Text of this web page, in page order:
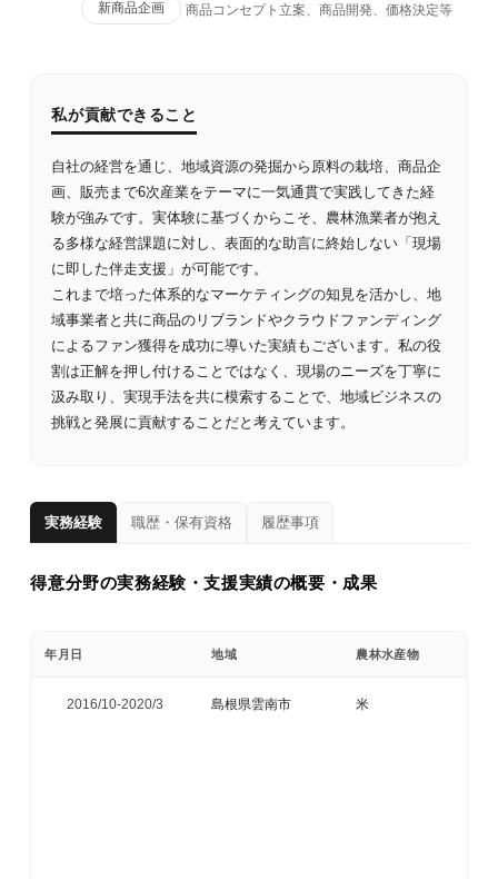
新商品企画 商品コンセプト立案、商品開発、価格決定等
私が貢献できること
自社の経営を通じ、地域資源の発掘から原料の栽培、商品企
画、販売まで6次産業をテーマに一気通貫で実践してきた経
験が強みです。実体験に基づくからこそ、農林漁業者が抱え
る多様な経営課題に対し、表面的な助言に終始しない「現場
に即した伴走支援」が可能です。
これまで培った体系的なマーケティングの知見を活かし、地
域事業者と共に商品のリブランドやクラウドファンディング
によるファン獲得を成功に導いた実績もございます。私の役
割は正解を押し付けることではなく、現場のニーズを丁寧に
汲み取り、実現手法を共に模索することで、地域ビジネスの
挑戦と発展に貢献することだと考えています。
実務経験 職歴・保有資格 履歴事項
得意分野の実務経験・支援実績の概要・成果
年月日 地域 農林水産物
2016/10-2020/3 島根県雲南市 米